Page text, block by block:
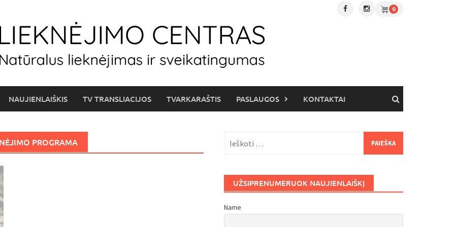
0
NAUJIENLAIŠKIS TV TRANSLIACIJOS TVARKARAŠTIS PASLAUGOS KONTAKTAI
PROGRAMA
UŽSIPRENUMERUOK NAUJIENLAIŠKĮ
Name